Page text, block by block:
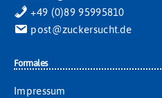
+49 (0)89 95995810
post@zuckersucht.de
Formales
Impressum